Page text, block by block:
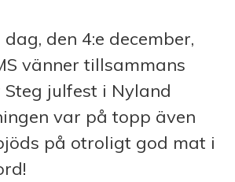
den 4:e december,
vänner tillsammans
Steg julfest i Nyland
var på topp även
på otroligt god mat i